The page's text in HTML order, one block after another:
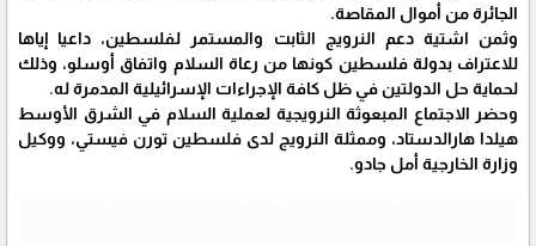
الجائرة من أموال المقاصة.
وثمن اشتية دعم النرويج الثابت والمستمر لفلسطين، داعيا إياها
للاعتراف بدولة فلسطين كونها من رعاة السلام واتفاق أوسلو، وذلك
لحماية حل الدولتين في ظل كافة الإجراءات الإسرائيلية المدمرة له.
وحضر الاجتماع المبعوثة النرويجية لعملية السلام في الشرق الأوسط
هيلدا هارالدستاد، وممثلة النرويج لدى فلسطين تورن فيستي، ووكيل
وزارة الخارجية أمل جادو.